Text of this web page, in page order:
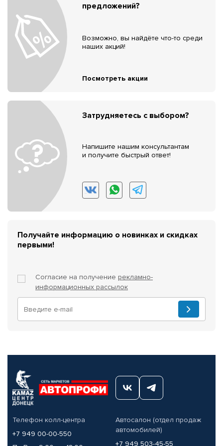
предложений?
Возможно, вы найдёте что-то среди
наших акций!
Посмотреть акции
Затрудняетесь с выбором?
Напишите нашим консультантам
и получите быстрый ответ!
Получайте информацию о новинках и скидках
первыми!
Согласие на получение рекламно-
информационных рассылок
Телефон колл-центра
+7 949 00-00-550
Автосалон (отдел продаж
автомобилей)
+7 949 503-45-55